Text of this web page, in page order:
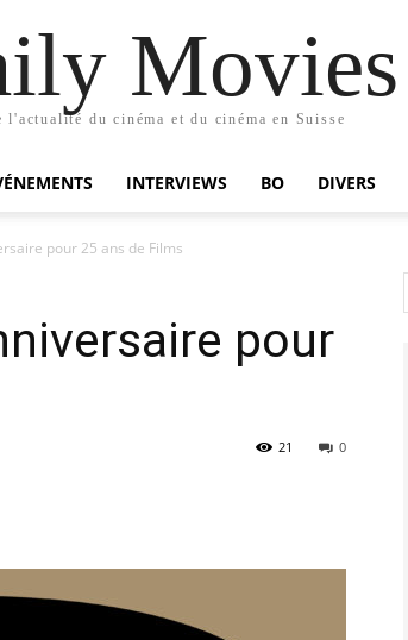
Movies
l'actualité du cinéma et du cinéma en Suisse
INTERVIEWS BO DIVERS
pour 25 ans de Films
pour
0
21